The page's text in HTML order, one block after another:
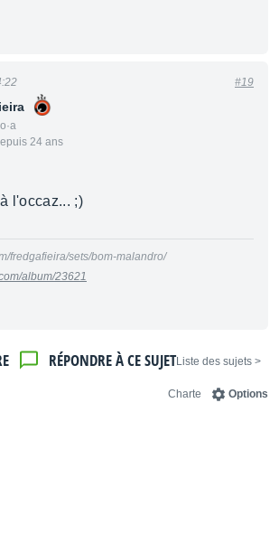
24 ans
#19
l'occaz... ;)
fredgafieira/sets/bom-malandro/
album/23621
< Liste des sujets
RÉPONDRE À CE SUJET
Options
Charte